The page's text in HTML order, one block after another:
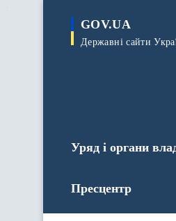
GOV.UA
Державні сайти
Уряд і органи
Пресцентр